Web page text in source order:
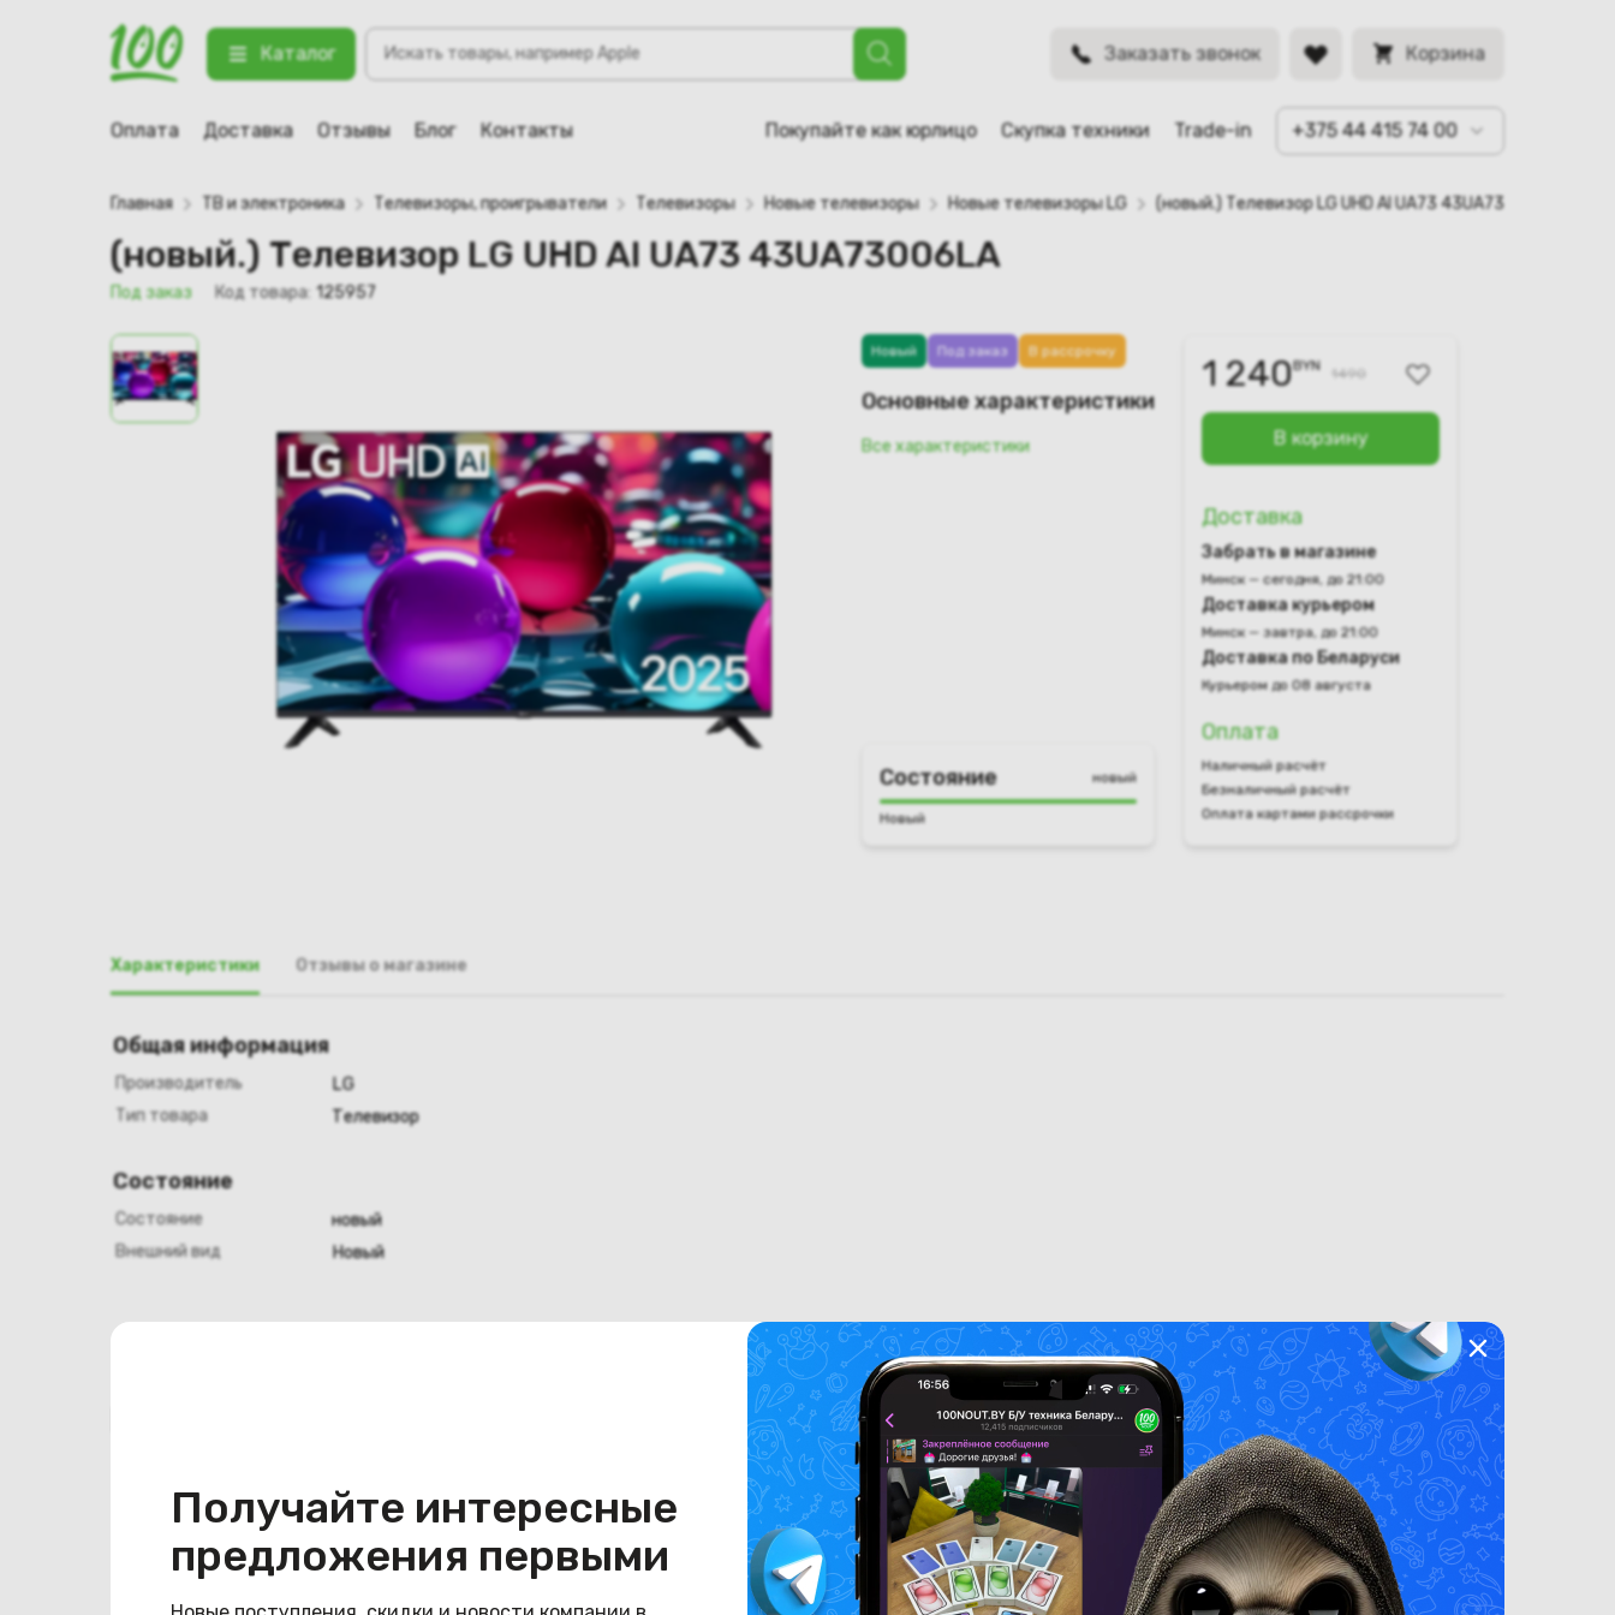
Каталог
товаров
Заказать звонок Корзина
Оплата Доставка Отзывы Блог Контакты Покупайте как юрлицо Скупка техники Trade-in +375 44 415 74 00
Получайте интересные
предложения первыми
(новый.) Телевизор LG UHD AI UA73 43UA73006LA
123 Под заказ
Главная ТВ и электроника Телевизоры, проигрыватели Телевизоры Новые телевизоры Новые телевизоры LG (новый.) Телевизор LG UHD AI UA73 43UA73006LA
(новый.) Телевизор LG UHD AI UA73 43UA73006LA
Под заказ Код товара: 125957
Новый Под заказ В рассрочку
Основные характеристики
Все характеристики
Состояние новый
Новый
1 240BYN 1490
В корзину
Доставка
Забрать в магазине
Минск — сегодня, до 21:00
Доставка курьером
Минск — завтра, до 21:00
Доставка по Беларуси
Курьером до 08 августа
Оплата
Наличный расчёт
Безналичный расчёт
Оплата картами рассрочки
Характеристики Отзывы о магазине
Общая информация
Производитель
LG
Тип товара
Телевизор
Состояние
Состояние
новый
Внешний вид
Новый